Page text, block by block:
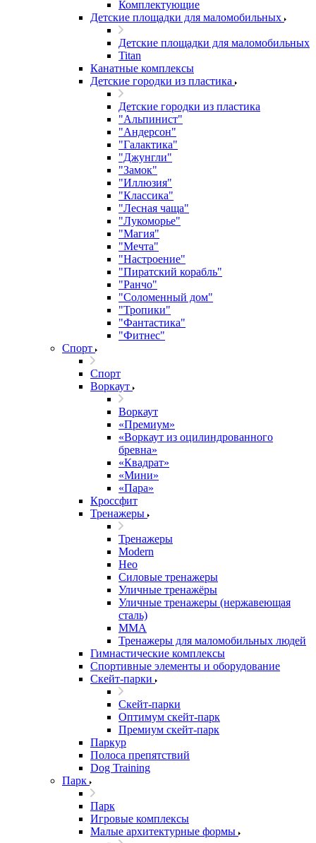
Комплектующие
Детские площадки для маломобильных
Детские площадки для маломобильных
Titan
Канатные комплексы
Детские городки из пластика
Детские городки из пластика
"Альпинист"
"Андерсон"
"Галактика"
"Джунгли"
"Замок"
"Иллюзия"
"Классика"
"Лесная чаща"
"Лукоморье"
"Магия"
"Мечта"
"Настроение"
"Пиратский корабль"
"Ранчо"
"Соломенный дом"
"Тропики"
"Фантастика"
"Фитнес"
Спорт
Спорт
Воркаут
Воркаут
«Премиум»
«Воркаут из оцилиндрованного
бревна»
«Квадрат»
«Мини»
«Пара»
Кроссфит
Тренажеры
Тренажеры
Modern
Нео
Силовые тренажеры
Уличные тренажёры
Уличные тренажеры (нержавеющая
сталь)
ММА
Тренажеры для маломобильных людей
Гимнастические комплексы
Спортивные элементы и оборудование
Скейт-парки
Скейт-парки
Оптимум скейт-парк
Премиум скейт-парк
Паркур
Полоса препятствий
Dog Training
Парк
Парк
Игровые комплексы
Малые архитектурные формы